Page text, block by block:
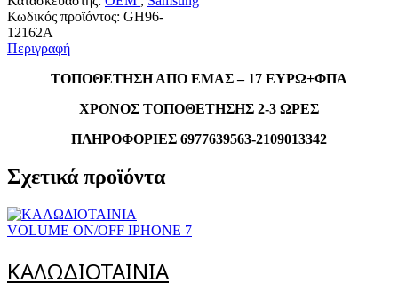
Κωδικός προϊόντος: GH96-
12162A
Περιγραφή
ΤΟΠΟΘΕΤΗΣΗ ΑΠΟ ΕΜΑΣ – 17 ΕΥΡΩ+ΦΠΑ
ΧΡΟΝΟΣ ΤΟΠΟΘΕΤΗΣΗΣ 2-3 ΩΡΕΣ
ΠΛΗΡΟΦΟΡΙΕΣ 6977639563-2109013342
Σχετικά προϊόντα
ΚΑΛΩΔΙΟΤΑΙΝΙΑ